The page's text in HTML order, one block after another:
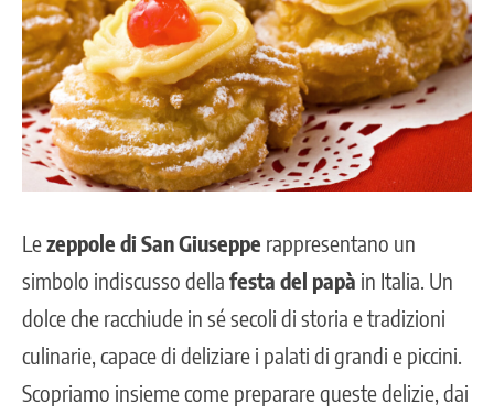
Lezeppole di San Giuseppe rappresentano un
simbolo indiscusso della festa del papà in Italia. Un
dolceche racchiude in sé secoli di storia e tradizioni
culinarie, capace di deliziare i palati di grandi e piccini.
Scopriamo insieme come preparare queste delizie, dai